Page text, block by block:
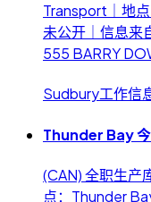
Transport｜地
未公开｜信息来
555 BARRY
Sudbury工作信
Thunder Bay
(CAN) 全职生产
点：Thunder